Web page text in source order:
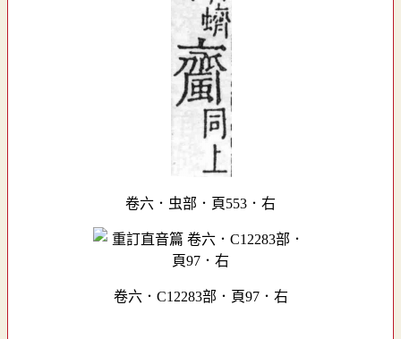
卷六．虫部．頁553．右
卷六．C12283部．頁97．右